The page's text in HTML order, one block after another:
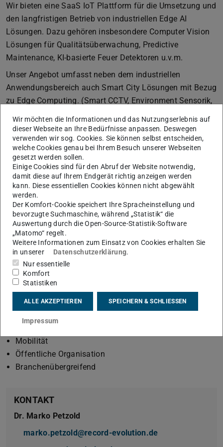
Wir bieten eine SaaS IoT Plattform für die Umsetzung und
den langfristigen Betrieb von industriellen Edge AI
Lösungen. Dazu gehören insbesondere Computer Vision
Lösungen für Qualitätsüberwachung, Predictive
Maintenance, KI-basierte Feuer Detektoren u.v.m.
Unser Angebot umfasst neben dem industriellen
Anwendungsbereich auch Smart City Lösungen mit Bezug
zu Edge Computing. (Smart CCTV, Environment Sensorik,
Einsatzgebiete
Bilderkennung/Gesichtserkennung
Datenmanagement- & analyse
Robotik und autonome Systeme
Predictive Analytics (Zustandsüberwachung)
Coding
Klassifikation
KI Deployment
Anwendungsgebiete der KI-Lösung
Datenverarbeitung
Energie & Umwelt
Industrie
Mobilität
Öffentliche Organisation
Branchenübergreifend
KONTAKT
Dr. Marko Petzold
marko.petzold@record-evolution.de
Wir möchten die Informationen und das Nutzungserlebnis auf
dieser Webseite an Ihre Bedürfnisse anpassen. Deswegen
verwenden wir sog. Cookies. Sie können selbst entscheiden,
welche Cookies genau bei Ihrem Besuch unserer Webseiten
gesetzt werden sollen.
Einige Cookies sind für den Abruf der Website notwendig,
damit diese auf Ihrem Endgerät richtig anzeigen werden
kann. Diese essentiellen Cookies können nicht abgewählt
werden.
Der Komfort-Cookie speichert Ihre Spracheinstellung und
bevorzugte Suchmaschine, während „Statistik“ die
Auswertung durch die Open-Source-Statistik-Software
„Matomo“ regelt.
Weitere Informationen zum Einsatz von Cookies erhalten Sie
in unserer
Datenschutzerklärung.
Nur essentielle
Komfort
Statistiken
ALLE AKZEPTIEREN SPEICHERN & SCHLIESSEN
Impressum